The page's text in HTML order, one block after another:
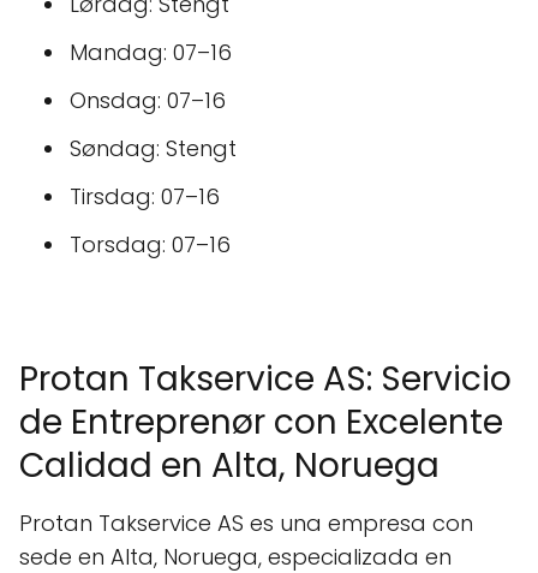
Mandag: 07–16
Onsdag: 07–16
Søndag: Stengt
Tirsdag: 07–16
Torsdag: 07–16
Protan Takservice AS: Servicio
de Entreprenør con Excelente
Calidad en Alta, Noruega
Protan Takservice AS es una empresa con
sede en Alta, Noruega, especializada en